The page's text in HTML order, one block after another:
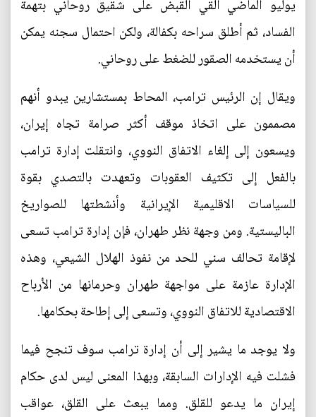
يوليو الماضي ألقي القبض على شقيق روحاني بتهمة
الفساد، ثم أطلق سراحه بكفالة، ولكن احتمال سجنه يمكن
أن يستخدمه الصقور للضغط على روحاني.
ويقال إن الرئيس ترامب، المحاط بمستشارين يبدو أنهم
مصممون على اتخاذ موقف أكثر صرامة تجاه إيران،
ويسعون إلى إلغاء الاتفاق النووي، وانتقلت إدارة ترامب
بالفعل إلى تكثيف العقوبات وتعهدت بالتصدي بقوة
للسياسات الاقليمية الإيرانية وأنشطتها للصواريخ
الباليستية. ومن وجهة نظر طهران، فإن إدارة ترامب تسعى
لإقامة تحالف سني للحد من نفوذ الهلال الشيعي، وهذه
الإدارة عازمة على مواجهة طهران وحرمانها من الأرباح
الاقتصادية للاتفاق النووي، وتسعى إلى إطاحة بحكامها.
ولا يوجد ما يشير إلى أن إدارة ترامب سوف تنجح فيما
فشلت فيه الإدارات السابقة، وبهذا المعنى ليس لدى حكام
إيران ما يدعو للقلق. ومما يبعث على القلق، عواقب